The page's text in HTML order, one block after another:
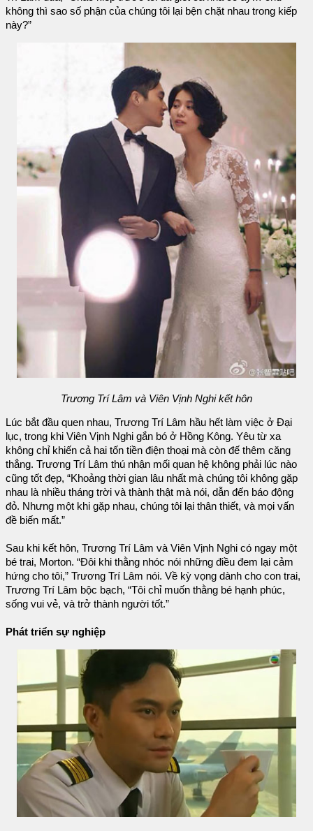
không thì sao số phận của chúng tôi lại bện chặt nhau trong kiếp
này?”
Trương Trí Lâm và Viên Vịnh Nghi kết hôn
Lúc bắt đầu quen nhau, Trương Trí Lâm hầu hết làm việc ở Đại
lục, trong khi Viên Vịnh Nghi gắn bó ở Hồng Kông. Yêu từ xa
không chỉ khiến cả hai tốn tiền điện thoại mà còn đế thêm căng
thẳng. Trương Trí Lâm thú nhận mối quan hệ không phải lúc nào
cũng tốt đẹp, “Khoảng thời gian lâu nhất mà chúng tôi không gặp
nhau là nhiều tháng trời và thành thật mà nói, dẫn đến báo động
đỏ. Nhưng một khi gặp nhau, chúng tôi lại thân thiết, và mọi vấn
đề biến mất.”
Sau khi kết hôn, Trương Trí Lâm và Viên Vịnh Nghi có ngay một
bé trai, Morton. “Đôi khi thằng nhóc nói những điều đem lại cảm
hứng cho tôi,” Trương Trí Lâm nói. Về kỳ vọng dành cho con trai,
Trương Trí Lâm bộc bạch, “Tôi chỉ muốn thằng bé hạnh phúc,
sống vui vẻ, và trở thành người tốt.”
Phát triển sự nghiệp